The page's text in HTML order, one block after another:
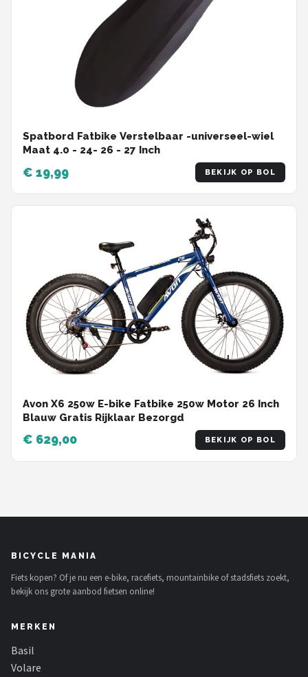
Spatbord Fatbike Verstelbaar -universeel-wiel
Maat 4.0 - 24- 26 - 27 Inch
€ 19,99 BEKIJK OP BOL
Avon X6 250w E-bike Fatbike 250w Motor 26 Inch
Blauw Gratis Rijklaar Bezorgd
€ 629,00 BEKIJK OP BOL
BICYCLE MANIA
Fiets kopen? Of je nu een e-bike, racefiets, mountainbike of stadsfiets zoekt,
bekijk ons grote aanbod fietsen online!
MERKEN
Basil
Volare